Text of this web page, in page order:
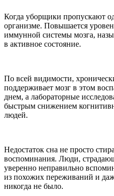
Когда уборщики пропускают
организме. Повышается
иммунной системы мозга,
в активное состояние.
По всей видимости,
поддерживает мозг в этом
днем, а лабораторные
быстрым снижением
людей.
Недостаток сна не просто
воспоминания. Люди,
уверенно неправильно
из похожих переживаний и
никогда не было.